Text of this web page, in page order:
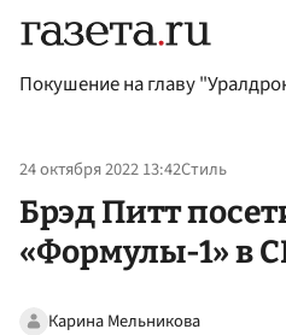
Покушение на главу
24 октября 2022 13:42Стиль
Брэд Питт
«Формулы-1» в
Карина Мельникова